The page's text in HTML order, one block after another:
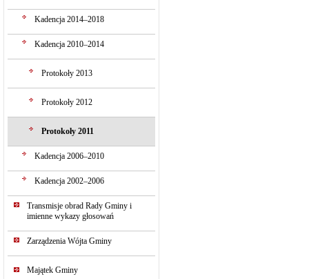
Kadencja 2014–2018
Kadencja 2010–2014
Protokoły 2013
Protokoły 2012
Protokoły 2011
Kadencja 2006–2010
Kadencja 2002–2006
Transmisje obrad Rady Gminy i
imienne wykazy głosowań
Zarządzenia Wójta Gminy
Majątek Gminy